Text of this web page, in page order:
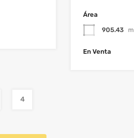
Área
905.43
En Venta
4